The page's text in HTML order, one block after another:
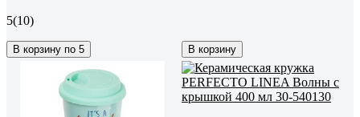
5(10)
В корзину по 5 В корзину